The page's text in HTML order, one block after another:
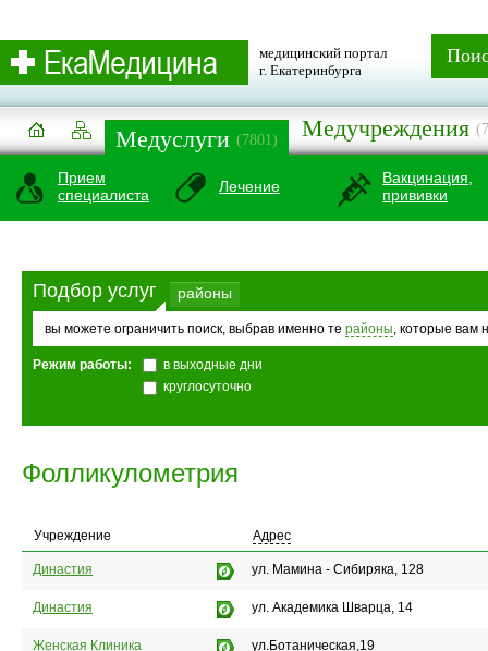
медицинский портал
г. Екатеринбурга
Медуслуги (7801) Медучреждения
Прием
специалиста
Лечение
Вакцинация,
прививки
Подбор услуг районы
вы можете ограничить поиск, выбрав именно те районы, которые вам
Режим работы:
в выходные дни
круглосуточно
Фолликулометрия
Учреждение Адрес
Династия ул. Мамина - Сибиряка, 128
Династия ул. Академика Шварца, 14
Женская Клиника ул.Ботаническая,19